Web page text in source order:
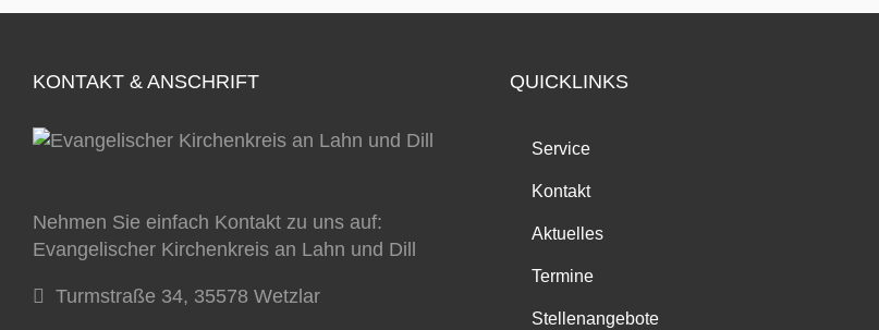
KONTAKT & ANSCHRIFT
Nehmen Sie einfach Kontakt zu uns auf:
Evangelischer Kirchenkreis an Lahn und Dill
Turmstraße 34, 35578 Wetzlar
QUICKLINKS
Service
Kontakt
Aktuelles
Termine
Stellenangebote